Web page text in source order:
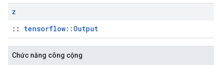
z
:: tensorflow::Output
Chức năng công cộng